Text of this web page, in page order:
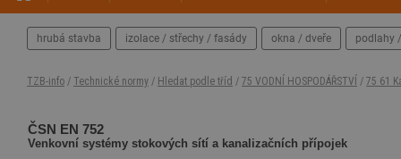
hrubá stavba izolace / střechy / fasády okna / dveře podlahy
TZB-info / Technické normy / Hledat podle tříd / 75 VODNÍ HOSPODÁŘSTVÍ / 75 61
ČSN EN 752
Venkovní systémy stokových sítí a kanalizačních přípojek